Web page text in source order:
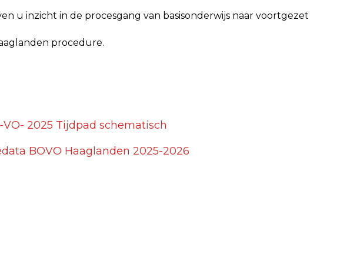
u inzicht in de procesgang van basisonderwijs naar voortgezet
procedure.
2025 Tijdpad schematisch
BOVO Haaglanden 2025-2026